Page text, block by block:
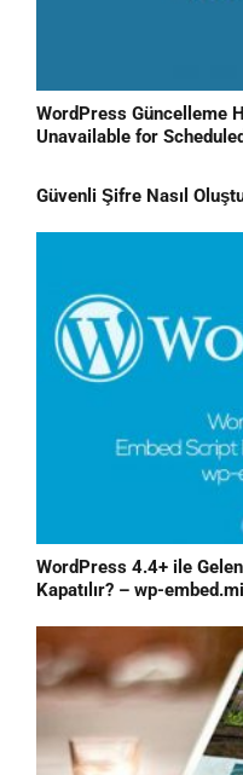
WordPress Güncelleme
Unavailable for
Güvenli Şifre Nasıl
WordPress 4.4+ ile
Kapatılır? – wp-